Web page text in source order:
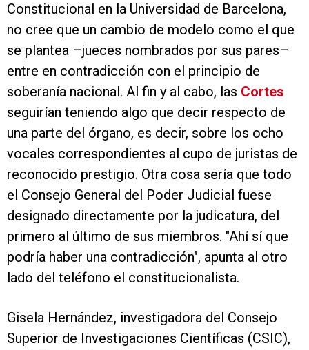
Constitucional en la Universidad de Barcelona,
no cree que un cambio de modelo como el que
se plantea –jueces nombrados por sus pares–
entre en contradicción con el principio de
soberanía nacional. Al fin y al cabo, las Cortes
seguirían teniendo algo que decir respecto de
una parte del órgano, es decir, sobre los ocho
vocales correspondientes al cupo de juristas de
reconocido prestigio. Otra cosa sería que todo
el Consejo General del Poder Judicial fuese
designado directamente por la judicatura, del
primero al último de sus miembros. "Ahí sí que
podría haber una contradicción", apunta al otro
lado del teléfono el constitucionalista.
Gisela Hernández, investigadora del Consejo
Superior de Investigaciones Científicas (CSIC),